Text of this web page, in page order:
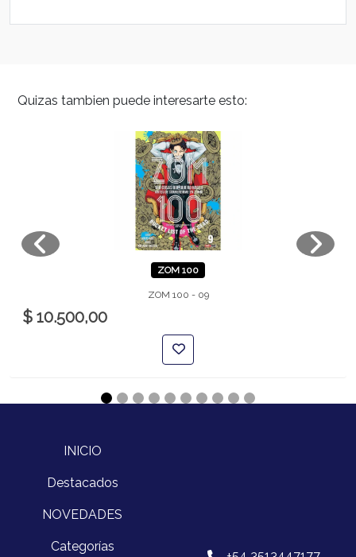
Quizas tambien puede interesarte esto:
ZOM 100
ZOM 100 - 09
$ 10.500,00
INICIO
Destacados
NOVEDADES
Categorías